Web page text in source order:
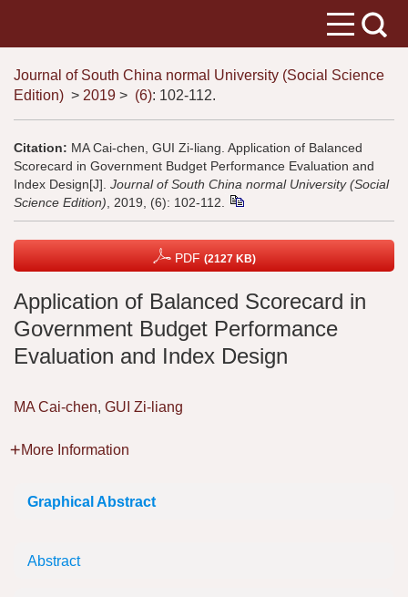
Journal of South China normal University (Social Science
Edition) > 2019 > (6): 102-112.
Citation: MA Cai-chen, GUI Zi-liang. Application of Balanced
Scorecard in Government Budget Performance Evaluation and
Index Design[J]. Journal of South China normal University (Social
Science Edition) , 2019, (6): 102-112.
PDF (2127 KB)
Application of Balanced Scorecard in
Government Budget Performance
Evaluation and Index Design
MA Cai-chen, GUI Zi-liang
More Information
Graphical Abstract
Abstract